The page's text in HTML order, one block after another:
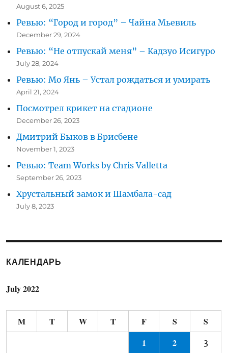
August 6, 2025
Ревью: “Город и город” – Чайна Мьевиль
December 29, 2024
Ревью: “Не отпускай меня” – Кадзуо Исигуро
July 28, 2024
Ревью: Мо Янь – Устал рождаться и умирать
April 21, 2024
Посмотрел крикет на стадионе
December 26, 2023
Дмитрий Быков в Брисбене
November 1, 2023
Ревью: Team Works by Chris Valletta
September 26, 2023
Хрустальный замок и Шамбала-сад
July 8, 2023
КАЛЕНДАРЬ
July 2022
M T W T F S
S
1
2 3